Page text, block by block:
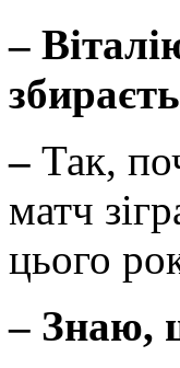
–
– Так,
матч
цього
– Знаю,